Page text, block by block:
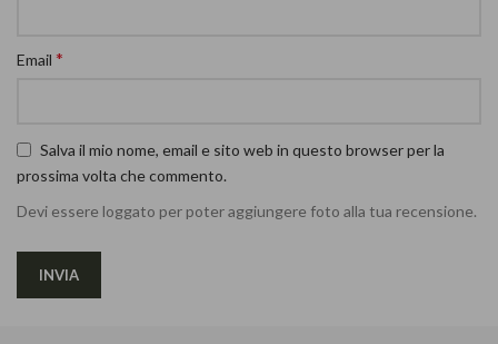
Email *
Salva il mio nome, email e sito web in questo browser per la
prossima volta che commento.
Devi essere loggato per poter aggiungere foto alla tua recensione.